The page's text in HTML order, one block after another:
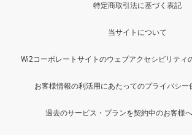
特定商取引法に基づく表記
当サイトについて
Wi2コーポレートサイトのウェブアクセシビリティ
お客様情報の利活用にあたってのプライバシー
過去のサービス・プランを契約中のお客様